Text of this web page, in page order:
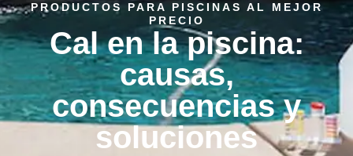
PRODUCTOS PARA PISCINAS AL MEJOR
PRECIO
Cal en la piscina:
causas,
consecuencias y
soluciones